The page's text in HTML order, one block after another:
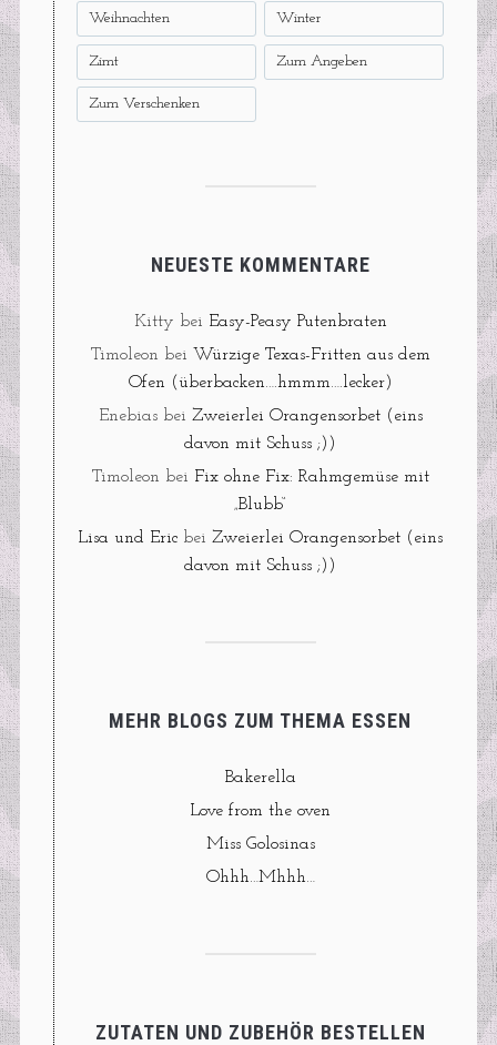
Weihnachten Winter
Zimt Zum Angeben
Zum Verschenken
NEUESTE KOMMENTARE
Kitty bei Easy-Peasy Putenbraten
Timoleon bei Würzige Texas-Fritten aus dem
Ofen (überbacken….hmmm….lecker)
Enebiasbei Zweierlei Orangensorbet (eins
davon mit Schuss ;))
Timoleon bei Fix ohne Fix: Rahmgemüse mit
„Blubb“
Lisa und Eric bei Zweierlei Orangensorbet (eins
davon mit Schuss ;))
MEHR BLOGS ZUM THEMA ESSEN
Bakerella
Love from the oven
Miss Golosinas
Ohhh…Mhhh…
ZUTATEN UND ZUBEHÖR BESTELLEN